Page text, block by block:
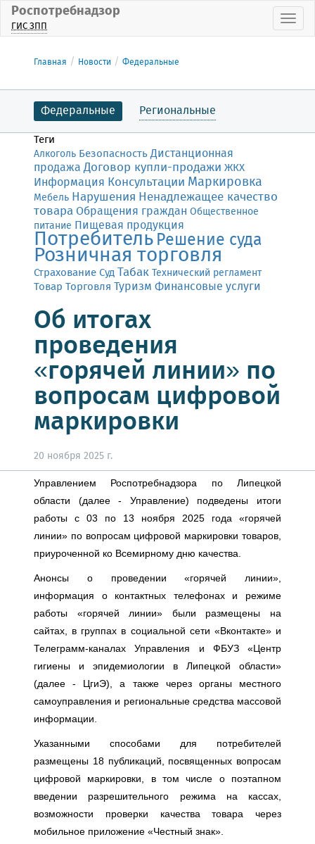
Роспотребнадзор
ГИС ЗПП
Главная Новости Федеральные
Федеральные Региональные
Теги
Алкоголь БезопасностьДистанционная
продажа Договор купли-продажи ЖКХ
Информация Консультации Маркировка
Мебель Нарушения Ненадлежащее качество
товара Обращения граждан Общественное
питание Пищевая продукция
ПотребительРешение суда
Розничная торговля
СтрахованиеСудТабакТехнический регламент
Товар Торговля Туризм Финансовые услуги
Об итогах
проведения
«горячей линии» по
вопросам цифровой
маркировки
20 ноября 2025 г.
Управлением Роспотребнадзора по Липецкой
области (далее - Управление) подведены итоги
работы с 03 по 13 ноября 2025 года «горячей
линии» по вопросам цифровой маркировки товаров,
приуроченной ко Всемирному дню качества.
Анонсы о проведении «горячей линии»,
информация о контактных телефонах и режиме
работы «горячей линии» были размещены на
сайтах, в группах в социальной сети «Вконтакте» и
Телеграмм-каналах Управления и ФБУЗ «Центр
гигиены и эпидемиологии в Липецкой области»
(далее - ЦгиЭ), а также через органы местного
самоуправления и региональные средства массовой
информации.
Указанными способами для потребителей
размещены 18 публикаций, посвященных вопросам
цифровой маркировки, в том числе о поэтапном
введении разрешительного режима на кассах,
возможности проверки качества товара через
мобильное приложение «Честный знак».